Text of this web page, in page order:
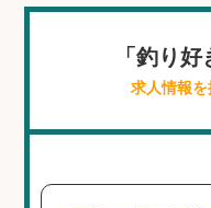
「釣り
求人情報